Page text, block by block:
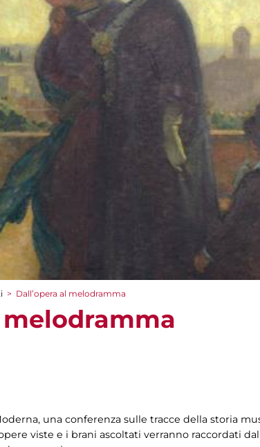
> Dall’opera al melodramma
melodramma
una conferenza sulle tracce della storia
viste e i brani ascoltati verranno raccordati